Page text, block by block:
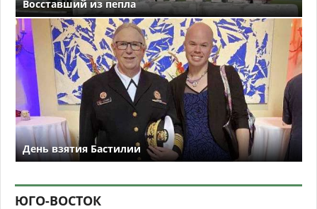
Восставший из пепла
День взятия Бастилии
ЮГО-ВОСТОК